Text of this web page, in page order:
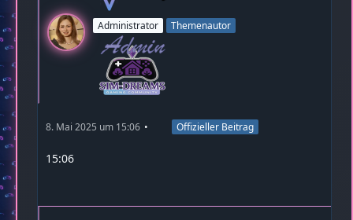
Administrator Themenautor
8. Mai 2025 um 15:06 Offizieller Beitrag
15:06